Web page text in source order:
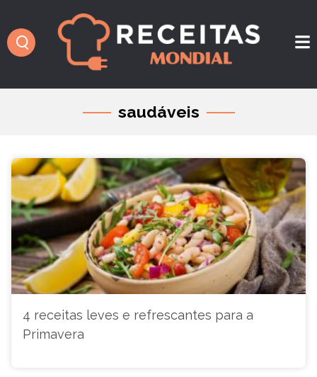
saudáveis
4 receitas leves e refrescantes para a
Primavera